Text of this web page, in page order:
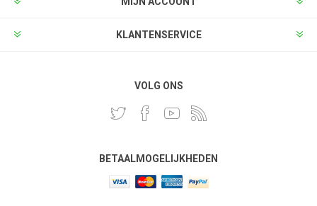
KLANTENSERVICE
VOLG ONS
BETAALMOGELIJKHEDEN